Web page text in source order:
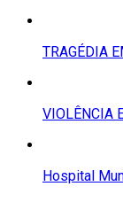
TRAGÉDIA
VIOLÊNCIA
Hospital